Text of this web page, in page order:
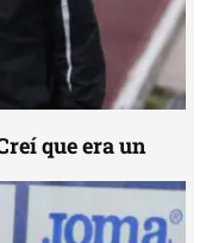
que era un